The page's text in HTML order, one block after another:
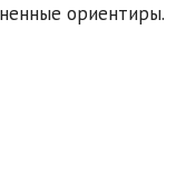
ориентиры.